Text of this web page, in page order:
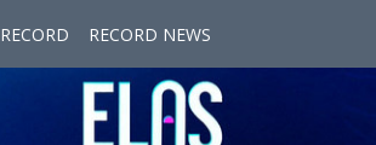
RECORD RECORD NEWS